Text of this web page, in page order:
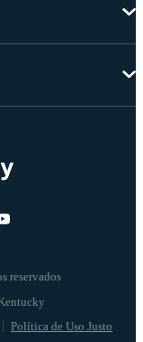
reservados
Política de Uso Justo